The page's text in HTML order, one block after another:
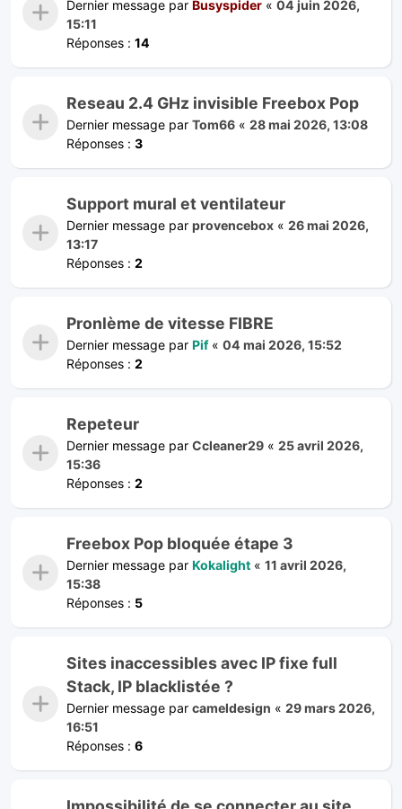
Dernier message par Busyspider « 04 juin 2026,
15:11
Réponses : 14
Reseau 2.4 GHz invisible Freebox Pop
Dernier message par Tom66 « 28 mai 2026, 13:08
Réponses : 3
Support mural et ventilateur
Dernier message par provencebox « 26 mai 2026,
13:17
Réponses : 2
Pronlème de vitesse FIBRE
Dernier message par Pif« 04 mai 2026, 15:52
Réponses : 2
Repeteur
Dernier message par Ccleaner29 « 25 avril 2026,
15:36
Réponses : 2
Freebox Pop bloquée étape 3
Dernier message par Kokalight « 11 avril 2026,
15:38
Réponses : 5
Sites inaccessibles avec IP fixe full
Stack, IP blacklistée ?
Dernier message par cameldesign « 29 mars 2026,
16:51
Réponses : 6